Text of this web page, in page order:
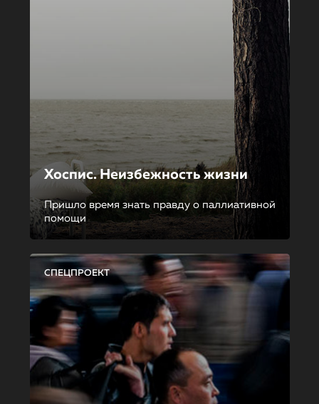
Хоспис. Неизбежность жизни
Пришло время знать правду о паллиативной
помощи
СПЕЦПРОЕКТ